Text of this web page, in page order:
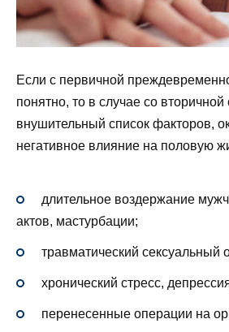
Если с первичной
понятно, то в случае со вторичной
внушительный список факторов,
негативное влияние на половую
длительное воздержание
актов, мастурбации;
травматический
хронический стресс,
перенесенные операции на